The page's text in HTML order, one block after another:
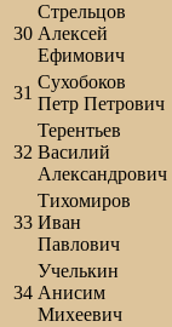
30
Стрельцов
Алексей
Ефимович
31
Сухобоков
Петр Петрович
32
Терентьев
Василий
Александрович
33
Тихомиров
Иван
Павлович
34
Учелькин
Анисим
Михеевич